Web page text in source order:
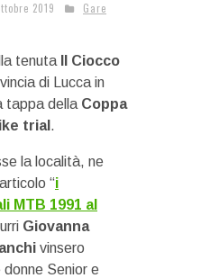
2019 Gare
tenuta Il Ciocco
di Lucca in
tappa della Coppa
trial .
la località, ne
“i
MTB 1991 al
Giovanna
vinsero
Senior e